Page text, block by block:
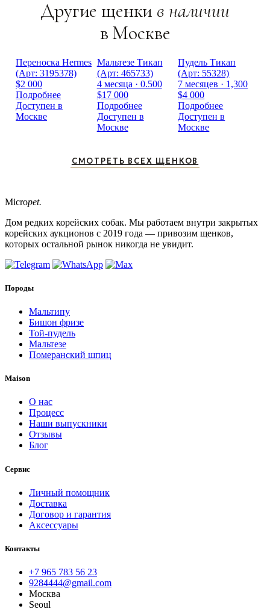
Другие щенки в наличии
в Москве
Переноска Hermes
(Арт: 3195378)
$2 000
Подробнее
Доступен в
Москве
Мальтезе Тикап
(Арт: 465733)
4 месяца · 0.500
$17 000
Подробнее
Доступен в
Москве
Пудель Тикап
(Арт: 55328)
7 месяцев · 1,300
$4 000
Подробнее
Доступен в
Москве
СМОТРЕТЬ ВСЕХ ЩЕНКОВ
Micropet.
Дом редких корейских собак. Мы работаем внутри закрытых
корейских аукционов с 2019 года — привозим щенков,
которых остальной рынок никогда не увидит.
Породы
Мальтипу
Бишон фризе
Той-пудель
Мальтезе
Померанский шпиц
Maison
О нас
Процесс
Наши выпускники
Отзывы
Блог
Сервис
Личный помощник
Доставка
Договор и гарантия
Аксессуары
Контакты
+7 965 783 56 23
9284444@gmail.com
Москва
Seoul